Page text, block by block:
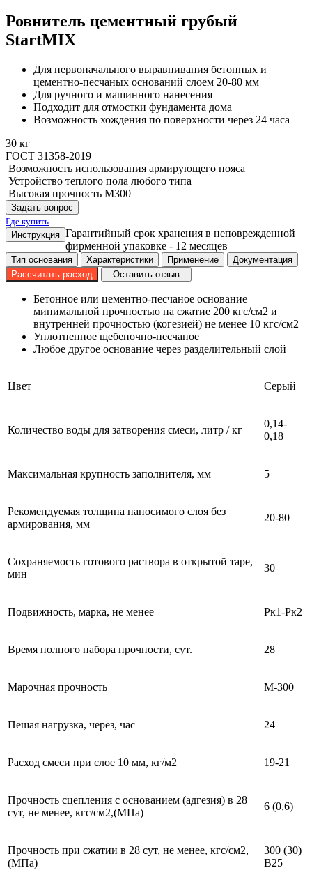
Ровнитель цементный грубый
StartMIX
Для первоначального выравнивания бетонных и
цементно-песчаных оснований слоем 20-80 мм
Для ручного и машинного нанесения
Подходит для отмостки фундамента дома
Возможность хождения по поверхности через 24 часа
30 кг
ГОСТ 31358-2019
Возможность использования армирующего пояса
Устройство теплого пола любого типа
Высокая прочность М300
Задать вопрос
Где купить
Инструкция Гарантийный срок хранения в неповрежденной
фирменной упаковке - 12 месяцев
Тип основания Характеристики Применение
Документация
Рассчитать расход
Оставить отзыв
Бетонное или цементно-песчаное основание
минимальной прочностью на сжатие 200 кгс/см2 и
внутренней прочностью (когезией) не менее 10 кгс/см2
Уплотненное щебеночно-песчаное
Любое другое основание через разделительный слой
Цвет Серый
Количество воды для затворения смеси, литр / кг
0,14-
0,18
Максимальная крупность заполнителя, мм 5
Рекомендуемая толщина наносимого слоя без
армирования, мм
20-80
Сохраняемость готового раствора в открытой таре,
мин
30
Подвижность, марка, не менее Рк1-Рк2
Время полного набора прочности, сут. 28
Марочная прочность М-300
Пешая нагрузка, через, час 24
Расход смеси при слое 10 мм, кг/м2 19-21
Прочность сцепления с основанием (адгезия) в 28
сут, не менее, кгс/см2,(МПа)
6 (0,6)
Прочность при сжатии в 28 сут, не менее, кгс/см2,
(МПа)
300 (30)
В25